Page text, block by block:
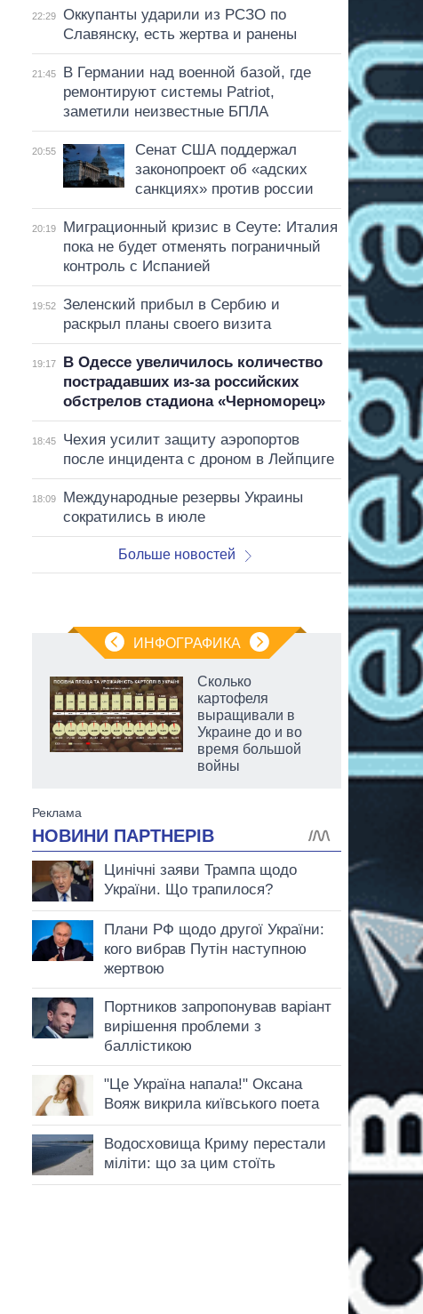
22:29
Оккупанты ударили из РСЗО по
Славянску, есть жертва и ранены
21:45
В Германии над военной базой, где
ремонтируют системы Patriot,
заметили неизвестные БПЛА
20:55
Сенат США поддержал
законопроект об «адских
санкциях» против россии
20:19
Миграционный кризис в Сеуте: Италия
пока не будет отменять пограничный
контроль с Испанией
19:52
Зеленский прибыл в Сербию и
раскрыл планы своего визита
19:17
В Одессе увеличилось количество
пострадавших из-за российских
обстрелов стадиона «Черноморец»
18:45
Чехия усилит защиту аэропортов
после инцидента с дроном в Лейпциге
18:09
Международные резервы Украины
сократились в июле
Больше новостей
ИНФОГРАФИКА
Сколько
картофеля
выращивали в
Украине до и во
время большой
войны